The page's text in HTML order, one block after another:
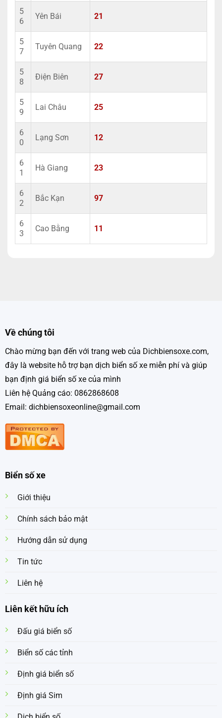
5
6
Yên Bái 21
5
7
Tuyên Quang 22
5
8
Điện Biên 27
5
9
Lai Châu 25
6
0
Lạng Sơn 12
6
1
Hà Giang 23
6
2
Bắc Kạn 97
6
3
Cao Bằng 11
Về chúng tôi
Chào mừng bạn đến với trang web của Dichbiensoxe.com,
đây là website hỗ trợ bạn dịch biển số xe miễn phí và giúp
bạn định giá biển số xe của mình
Liên hệ Quảng cáo: 0862868608
Email: dichbiensoxeonline@gmail.com
Biển số xe
Giới thiệu
Chính sách bảo mật
Hướng dẫn sử dụng
Tin tức
Liên hệ
Liên kết hữu ích
Đấu giá biển số
Biển số các tỉnh
Định giá biển số
Định giá Sim